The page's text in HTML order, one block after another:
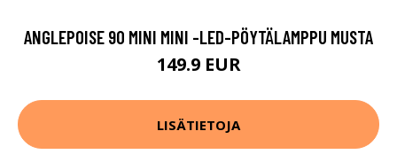
ANGLEPOISE 90 MINI MINI -LED-PÖYTÄLAMPPU MUSTA
149.9 EUR
LISÄTIETOJA